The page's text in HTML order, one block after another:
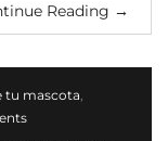
Reading →
tu mascota,